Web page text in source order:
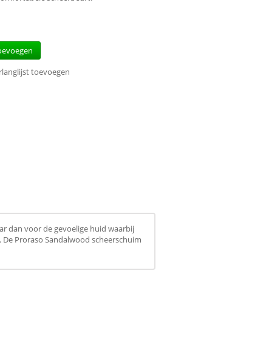
toevoegen
dan voor de gevoelige huid waarbij
Proraso Sandalwood scheerschuim